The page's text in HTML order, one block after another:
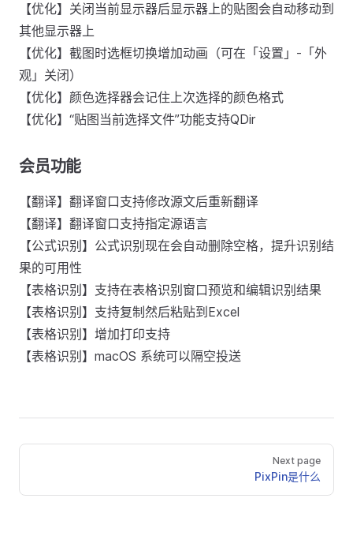
【优化】关闭当前显示器后显示器上的贴图会自动移动到
其他显示器上
【优化】截图时选框切换增加动画（可在「设置」-「外
观」关闭）
【优化】颜色选择器会记住上次选择的颜色格式
【优化】“贴图当前选择文件”功能支持QDir
会员功能
【翻译】翻译窗口支持修改源文后重新翻译
【翻译】翻译窗口支持指定源语言
【公式识别】公式识别现在会自动删除空格，提升识别结
果的可用性
【表格识别】支持在表格识别窗口预览和编辑识别结果
【表格识别】支持复制然后粘贴到Excel
【表格识别】增加打印支持
【表格识别】macOS 系统可以隔空投送
Next page
PixPin是什么